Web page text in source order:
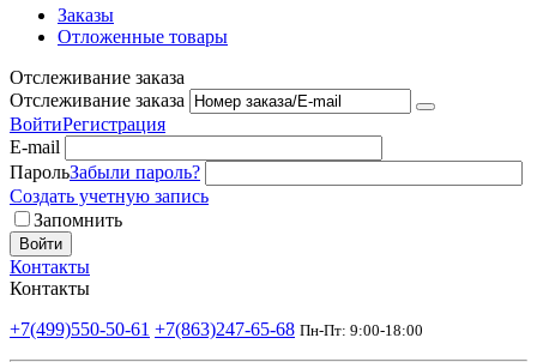
Заказы
Отложенные товары
Отслеживание заказа
Отслеживание заказа
ВойтиРегистрация
E-mail
ПарольЗабыли пароль?
Создать учетную запись
Запомнить
Войти
Контакты
Контакты
+7(499)550-50-61 +7(863)247-65-68 Пн-Пт: 9:00-18:00